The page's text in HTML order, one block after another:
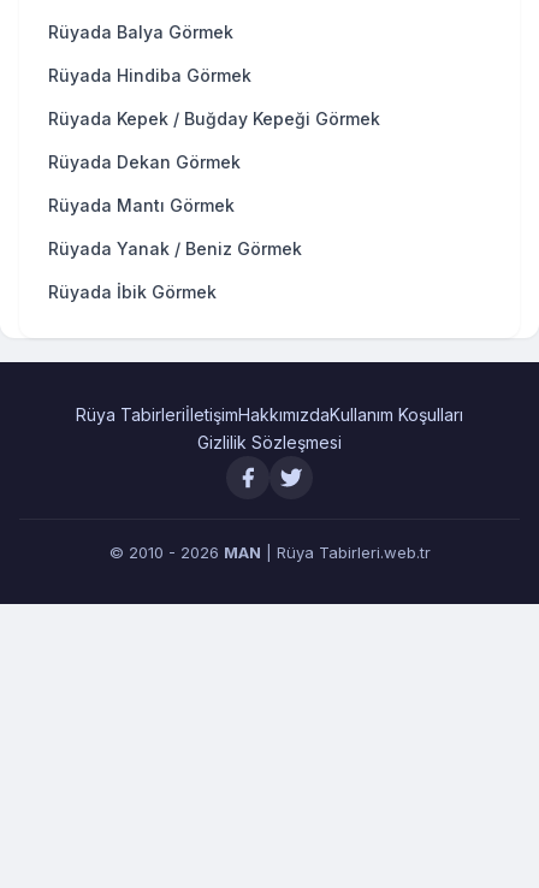
Rüyada Balya Görmek
Rüyada Hindiba Görmek
Rüyada Kepek / Buğday Kepeği Görmek
Rüyada Dekan Görmek
Rüyada Mantı Görmek
Rüyada Yanak / Beniz Görmek
Rüyada İbik Görmek
Rüya TabirleriİletişimHakkımızdaKullanım Koşulları
Gizlilik Sözleşmesi
© 2010 - 2026 MAN | Rüya Tabirleri.web.tr